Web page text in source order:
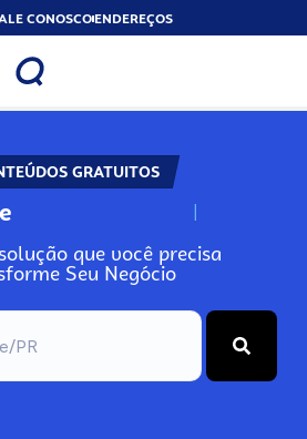
CONOSCOENDEREÇOS
GRATUITOS
N
que você precisa
Seu Negócio